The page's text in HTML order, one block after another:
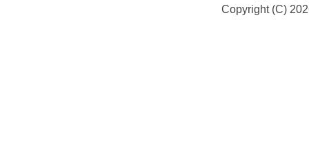
Copyright (C)